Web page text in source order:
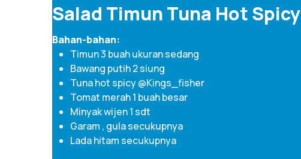
Salad Timun Tuna Hot Spicy
Bahan-bahan:
Timun 3 buah ukuran sedang
Bawang putih 2 siung
Tuna hot spicy @Kings_fisher
Tomat merah 1 buah besar
Minyak wijen 1 sdt
Garam , gula secukupnya
Lada hitam secukupnya